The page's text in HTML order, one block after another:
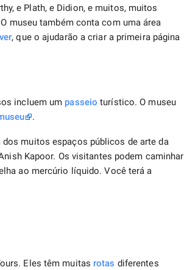
e Plath, e Didion, e muitos, muitos
museu também conta com uma área
, que o ajudarão a criar a primeira página
incluem um passeio turístico. O museu
.
muitos espaços públicos de arte da
Kapoor. Os visitantes podem caminhar
ao mercúrio líquido. Você terá a
Eles têm muitas rotas diferentes